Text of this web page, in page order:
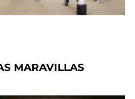
MARAVILLAS